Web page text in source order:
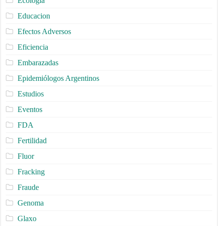
Educacion
Efectos Adversos
Eficiencia
Embarazadas
Epidemiólogos Argentinos
Estudios
Eventos
FDA
Fertilidad
Fluor
Fracking
Fraude
Genoma
Glaxo